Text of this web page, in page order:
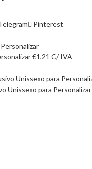
Pinterest
€1,21 C/ IVA
Unissexo para Personalizar